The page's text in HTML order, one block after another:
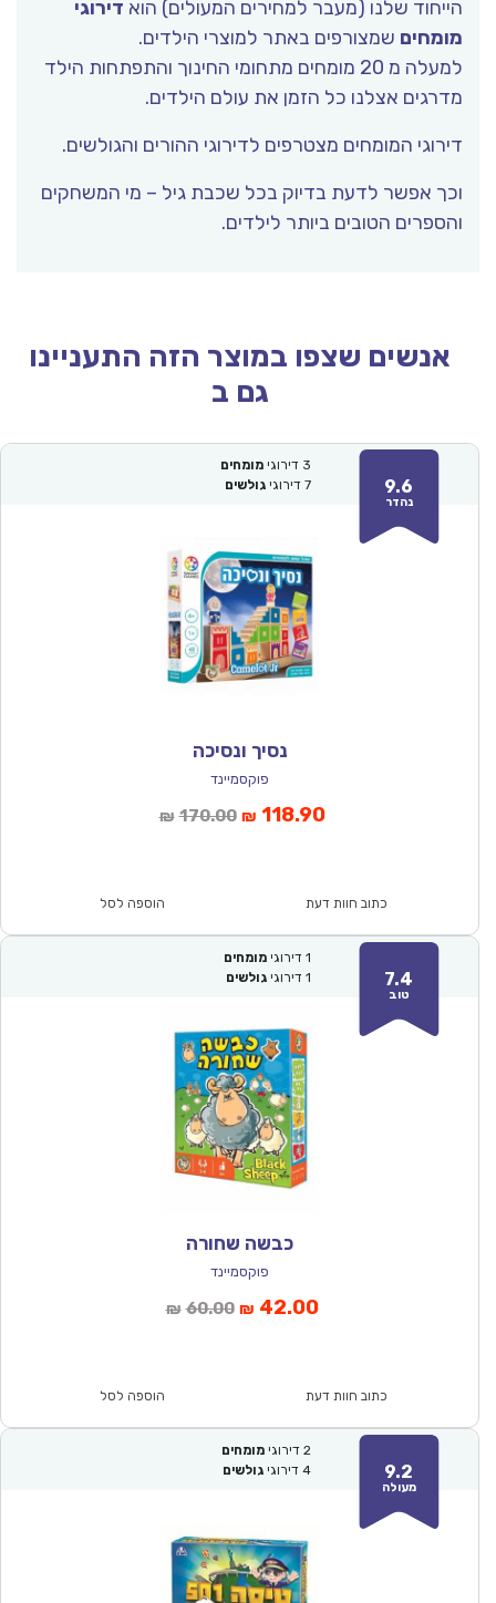
הייחוד שלנו (מעבר למחירים המעולים) הוא דירוגי
מומחים שמצורפים באתר למוצרי הילדים.
למעלה מ 20 מומחים מתחומי החינוך והתפתחות הילד
מדרגים אצלנו כל הזמן את עולם הילדים.
דירוגי המומחים מצטרפים לדירוגי ההורים והגולשים.
וכך אפשר לדעת בדיוק בכל שכבת גיל – מי המשחקים
והספרים הטובים ביותר לילדים.
אנשים שצפו במוצר הזה התעניינו
גם ב
9.6
נהדר
3 דירוגי מומחים
7 דירוגי גולשים
נסיך ונסיכה
פוקסמיינד
₪ 170.00המחיר
₪170.00.
₪ 118.90המחיר
כתוב חוות דעת הוספה לסל
7.4
טוב
1 דירוגי מומחים
1 דירוגי גולשים
כבשה שחורה
פוקסמיינד
₪ 60.00המחיר
₪60.00.
₪ 42.00המחיר
כתוב חוות דעת הוספה לסל
9.2
מעולה
2 דירוגי מומחים
4 דירוגי גולשים